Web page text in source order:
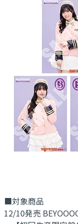
■対象商品
12/10発売